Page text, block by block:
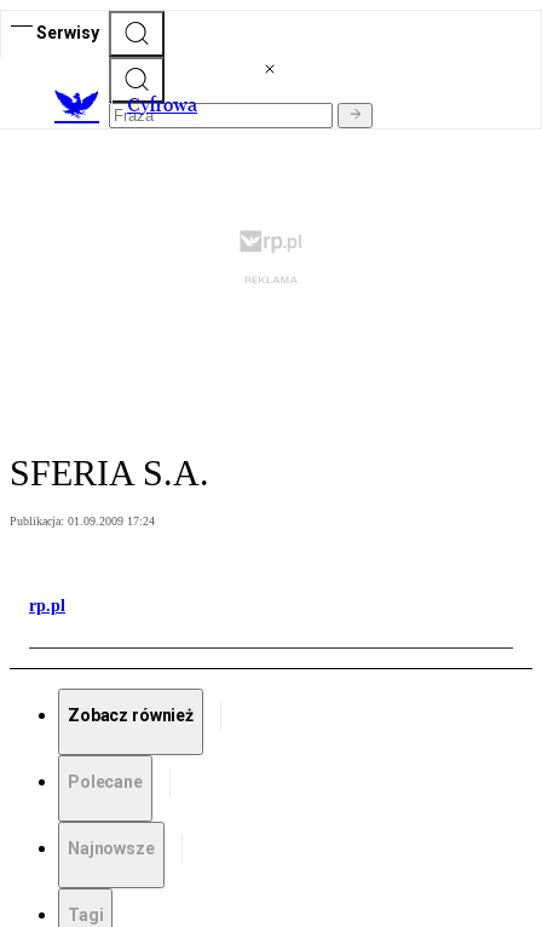
Serwisy
Cyfrowa
SFERIA S.A.
Publikacja: 01.09.2009 17:24
rp.pl
Zobacz również
Polecane
Najnowsze
Tagi